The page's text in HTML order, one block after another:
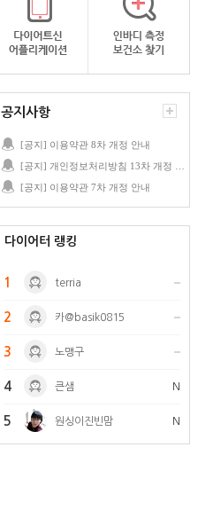
공지사항
[공지] 이용약관 8차 개정 안내
[공지] 이용약관 7차 개정 안내
다이어터 랭킹
1 terria
2 카@basik0815
3 노맹구
4 큰샘 N
5 원싱이진빈맘 N